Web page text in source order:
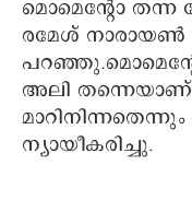
മൊമെന്റോ തന്ന
രമേശ് നാരായൺ
അലി തന്നെയാണ്
ന്യായീകരിച്ചു.